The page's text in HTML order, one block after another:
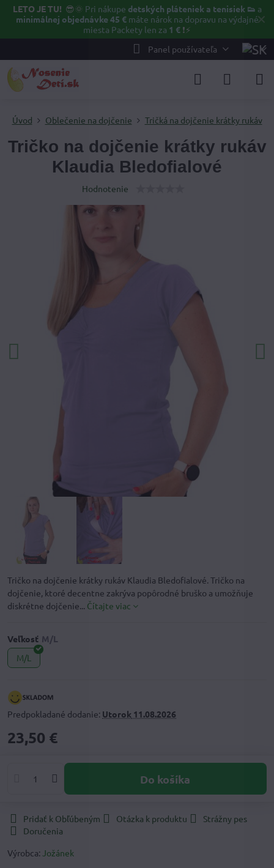
✕
LETO JE TU! 😎🌞 Pri nákupe detských pláteniek a tenisiek 👟 a
minimálnej objednávke 45 €máte nárok na dopravu na výdajné
miesta Packety len za 1 € ❗⚡️
Panel používateľa
Úvod Oblečenie na dojčenie Tričká na dojčenie krátky rukáv
Tričko na dojčenie krátky rukáv
Klaudia Bledofialové
Hodnotenie
Tričko na dojčenie krátky rukáv Klaudia Bledofialové. Tričko na
dojčenie, ktoré decentne zakrýva popôrodné bruško a umožňuje
diskrétne dojčenie... Čítajte viac
Veľkosť
M/L
Predpokladané dodanie: Utorok 11.08.2026
23,50 €
Do košíka
Pridať k Obľúbeným Otázka k produktu
Strážny pes
Doručenia
Výrobca: Jožánek